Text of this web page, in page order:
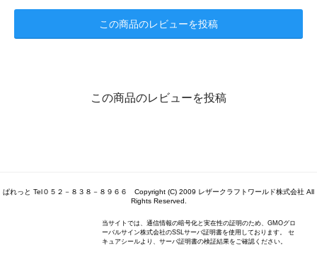
この商品のレビューを投稿
この商品のレビューを投稿
ぱれっと Tel０５２－８３８－８９６６ Copyright (C) 2009 レザークラフトワールド株式会社 All
Rights Reserved.
当サイトでは、通信情報の暗号化と実在性の証明のため、GMOグロ
ーバルサイン株式会社のSSLサーバ証明書を使用しております。 セ
キュアシールより、サーバ証明書の検証結果をご確認ください。